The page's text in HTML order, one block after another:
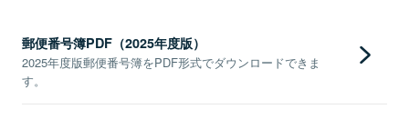
郵便番号簿PDF（2025年度版）
2025年度版郵便番号簿をPDF形式でダウンロードできま
す。